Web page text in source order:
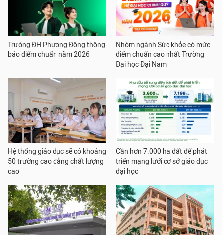
Trường ĐH Phương Đông thông
báo điểm chuẩn năm 2026
Nhóm ngành Sức khỏe có mức
điểm chuẩn cao nhất Trường
Đại học Đại Nam
Hệ thống giáo dục sẽ có khoảng
50 trường cao đẳng chất lượng
cao
Cần hơn 7.000 ha đất để phát
triển mạng lưới cơ sở giáo dục
đại học